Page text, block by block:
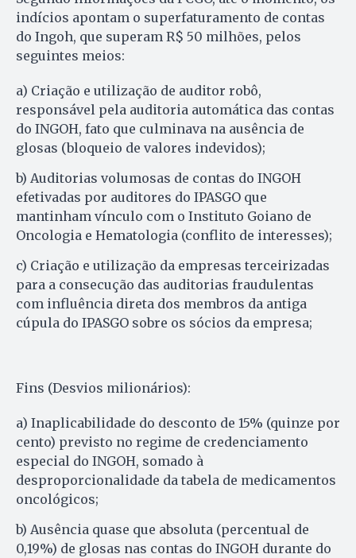
indícios apontam o superfaturamento de contas
do Ingoh, que superam R$ 50 milhões, pelos
seguintes meios:
a) Criação e utilização de auditor robô,
responsável pela auditoria automática das contas
do INGOH, fato que culminava na ausência de
glosas (bloqueio de valores indevidos);
b) Auditorias volumosas de contas do INGOH
efetivadas por auditores do IPASGO que
mantinham vínculo com o Instituto Goiano de
Oncologia e Hematologia (conflito de interesses);
c) Criação e utilização da empresas terceirizadas
para a consecução das auditorias fraudulentas
com influência direta dos membros da antiga
cúpula do IPASGO sobre os sócios da empresa;
Fins (Desvios milionários):
a) Inaplicabilidade do desconto de 15% (quinze por
cento) previsto no regime de credenciamento
especial do INGOH, somado à
desproporcionalidade da tabela de medicamentos
oncológicos;
b) Ausência quase que absoluta (percentual de
0,19%) de glosas nas contas do INGOH durante do